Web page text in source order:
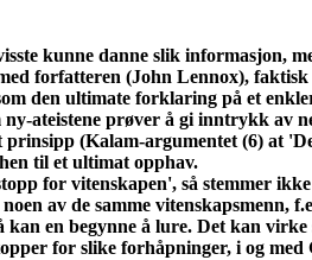
kunne danne slik
forfatteren (John Lennox),
den ultimate forklaring på et
ateistene prøver å gi inntrykk
(Kalam-argumentet (6) at
til et ultimat opphav.
for vitenskapen', så stemmer
av de samme
en begynne å lure. Det kan
for slike forhåpninger, i og med